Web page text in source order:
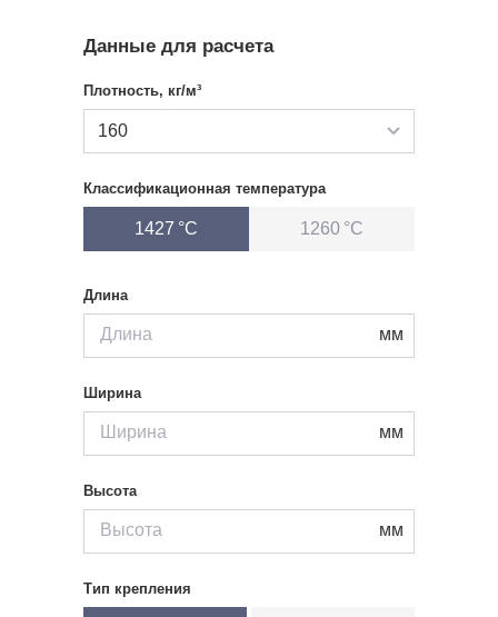
Данные для расчета
Плотность, кг/м³
160
Классификационная температура
1427 °С 1260 °С
Длина
мм
Ширина
мм
Высота
мм
Тип крепления